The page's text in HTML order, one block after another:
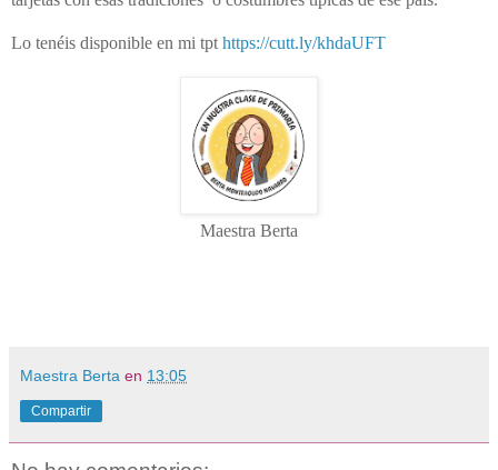
Lo tenéis disponible en mi tpt https://cutt.ly/khdaUFT
Maestra Berta
Maestra Berta en 13:05
Compartir